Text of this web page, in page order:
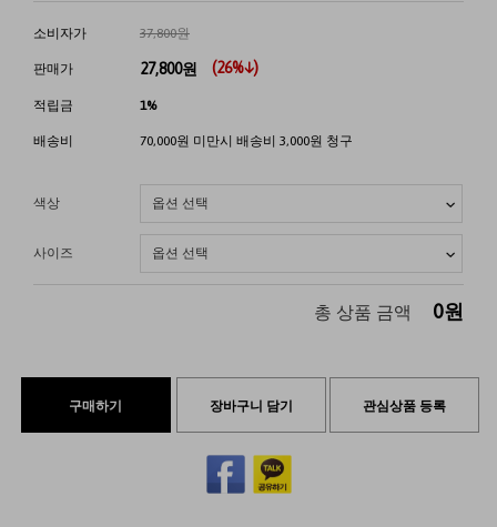
소비자가 37,800원
판매가 27,800원 (26%↓)
적립금 1%
배송비 70,000원 미만시 배송비 3,000원 청구
색상
사이즈
총 상품 금액 0원
구매하기 장바구니 담기 관심상품 등록